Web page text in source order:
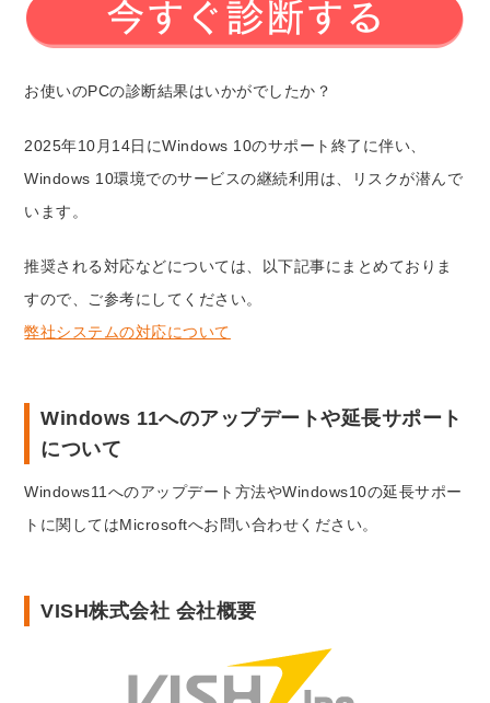
お使いのPCの診断結果はいかがでしたか？
2025年10月14日にWindows 10のサポート終了に伴い、
Windows 10環境でのサービスの継続利用は、リスクが潜んで
います。
推奨される対応などについては、以下記事にまとめておりま
すので、ご参考にしてください。
弊社システムの対応について
Windows 11へのアップデートや延長サポート
について
Windows11へのアップデート方法やWindows10の延長サポー
トに関してはMicrosoftへお問い合わせください。
VISH株式会社 会社概要